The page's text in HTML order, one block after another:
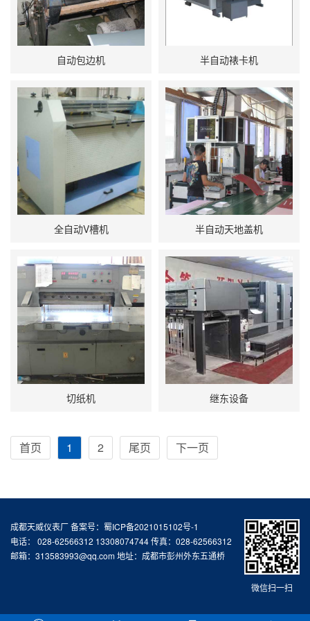
自动包边机 半自动裱卡机
全自动V槽机 半自动天地盖机
切纸机 继东设备
首页 1 2 尾页 下一页
微信扫一扫
成都天威仪表厂 备案号： 蜀ICP备2021015102号-1
电话： 028-62566312 13308074744 传真：028-62566312
邮箱：313583993@qq.com 地址：成都市彭州外东五通桥